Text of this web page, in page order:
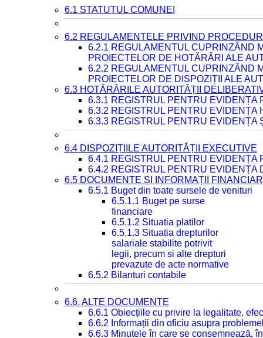
6.1 STATUTUL COMUNEI
6.2 REGULAMENTELE PRIVIND
6.2.1 REGULAMENTUL CUPRINZÂND
PROIECTELOR DE HOTĂRÂRI ALE
6.2.2 REGULAMENTUL CUPRINZÂND
PROIECTELOR DE DISPOZIȚII ALE
6.3 HOTĂRÂRILE AUTORITĂȚII
6.3.1 REGISTRUL PENTRU EVIDENȚA
6.3.2 REGISTRUL PENTRU EVIDENȚA
6.3.3 REGISTRUL PENTRU EVIDENȚA
6.4 DISPOZIȚIILE AUTORITĂȚII EXECUTIVE
6.4.1 REGISTRUL PENTRU EVIDENȚA
6.4.2 REGISTRUL PENTRU EVIDENȚA
6.5 DOCUMENTE ȘI INFORMAȚII
6.5.1 Buget din toate sursele de venituri
6.5.1.1 Buget pe surse
financiare
6.5.1.2 Situatia platilor
6.5.1.3 Situatia drepturilor
salariale stabilite potrivit
legii, precum si alte drepturi
prevazute de acte normative
6.5.2 Bilanturi contabile
6.6. ALTE DOCUMENTE
6.6.1 Obiecțiile cu privire la legalitate,
6.6.2 Informații din oficiu asupra
6.6.3 Minutele în care se consemnează,